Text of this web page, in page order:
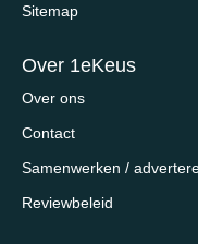
Sitemap
Over 1eKeus
Over ons
Contact
Samenwerken /
Reviewbeleid